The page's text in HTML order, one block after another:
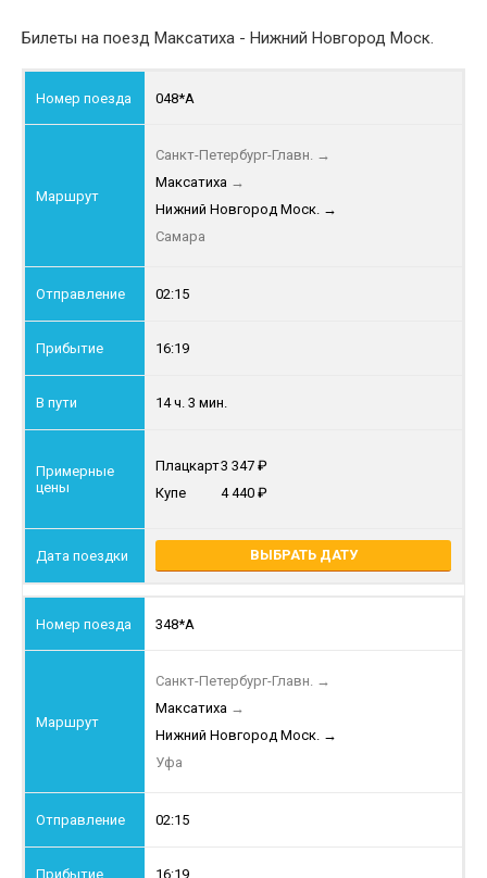
Билеты на поезд Максатиха - Нижний Новгород Моск.
048*А
Санкт-Петербург-Главн. →
Максатиха →
Нижний Новгород Моск. →
Самара
02:15
16:19
14 ч. 3 мин.
Плацкарт3 347
Купе
4 440
ВЫБРАТЬ ДАТУ
348*А
Санкт-Петербург-Главн. →
Максатиха →
Нижний Новгород Моск. →
Уфа
02:15
16:19